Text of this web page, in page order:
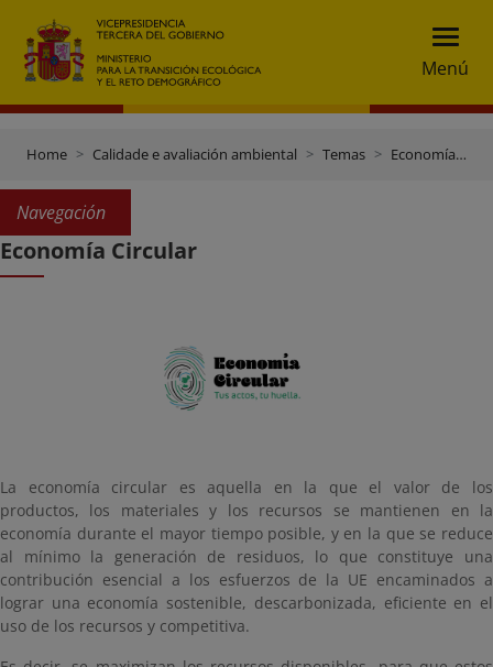
Menú
Home Calidade e avaliación ambiental Temas Economía circular
Navegación
Economía Circular
La economía circular es aquella en la que el valor de los
productos, los materiales y los recursos se mantienen en la
economía durante el mayor tiempo posible, y en la que se reduce
al mínimo la generación de residuos, lo que constituye una
contribución esencial a los esfuerzos de la UE encaminados a
lograr una economía sostenible, descarbonizada, eficiente en el
uso de los recursos y competitiva.